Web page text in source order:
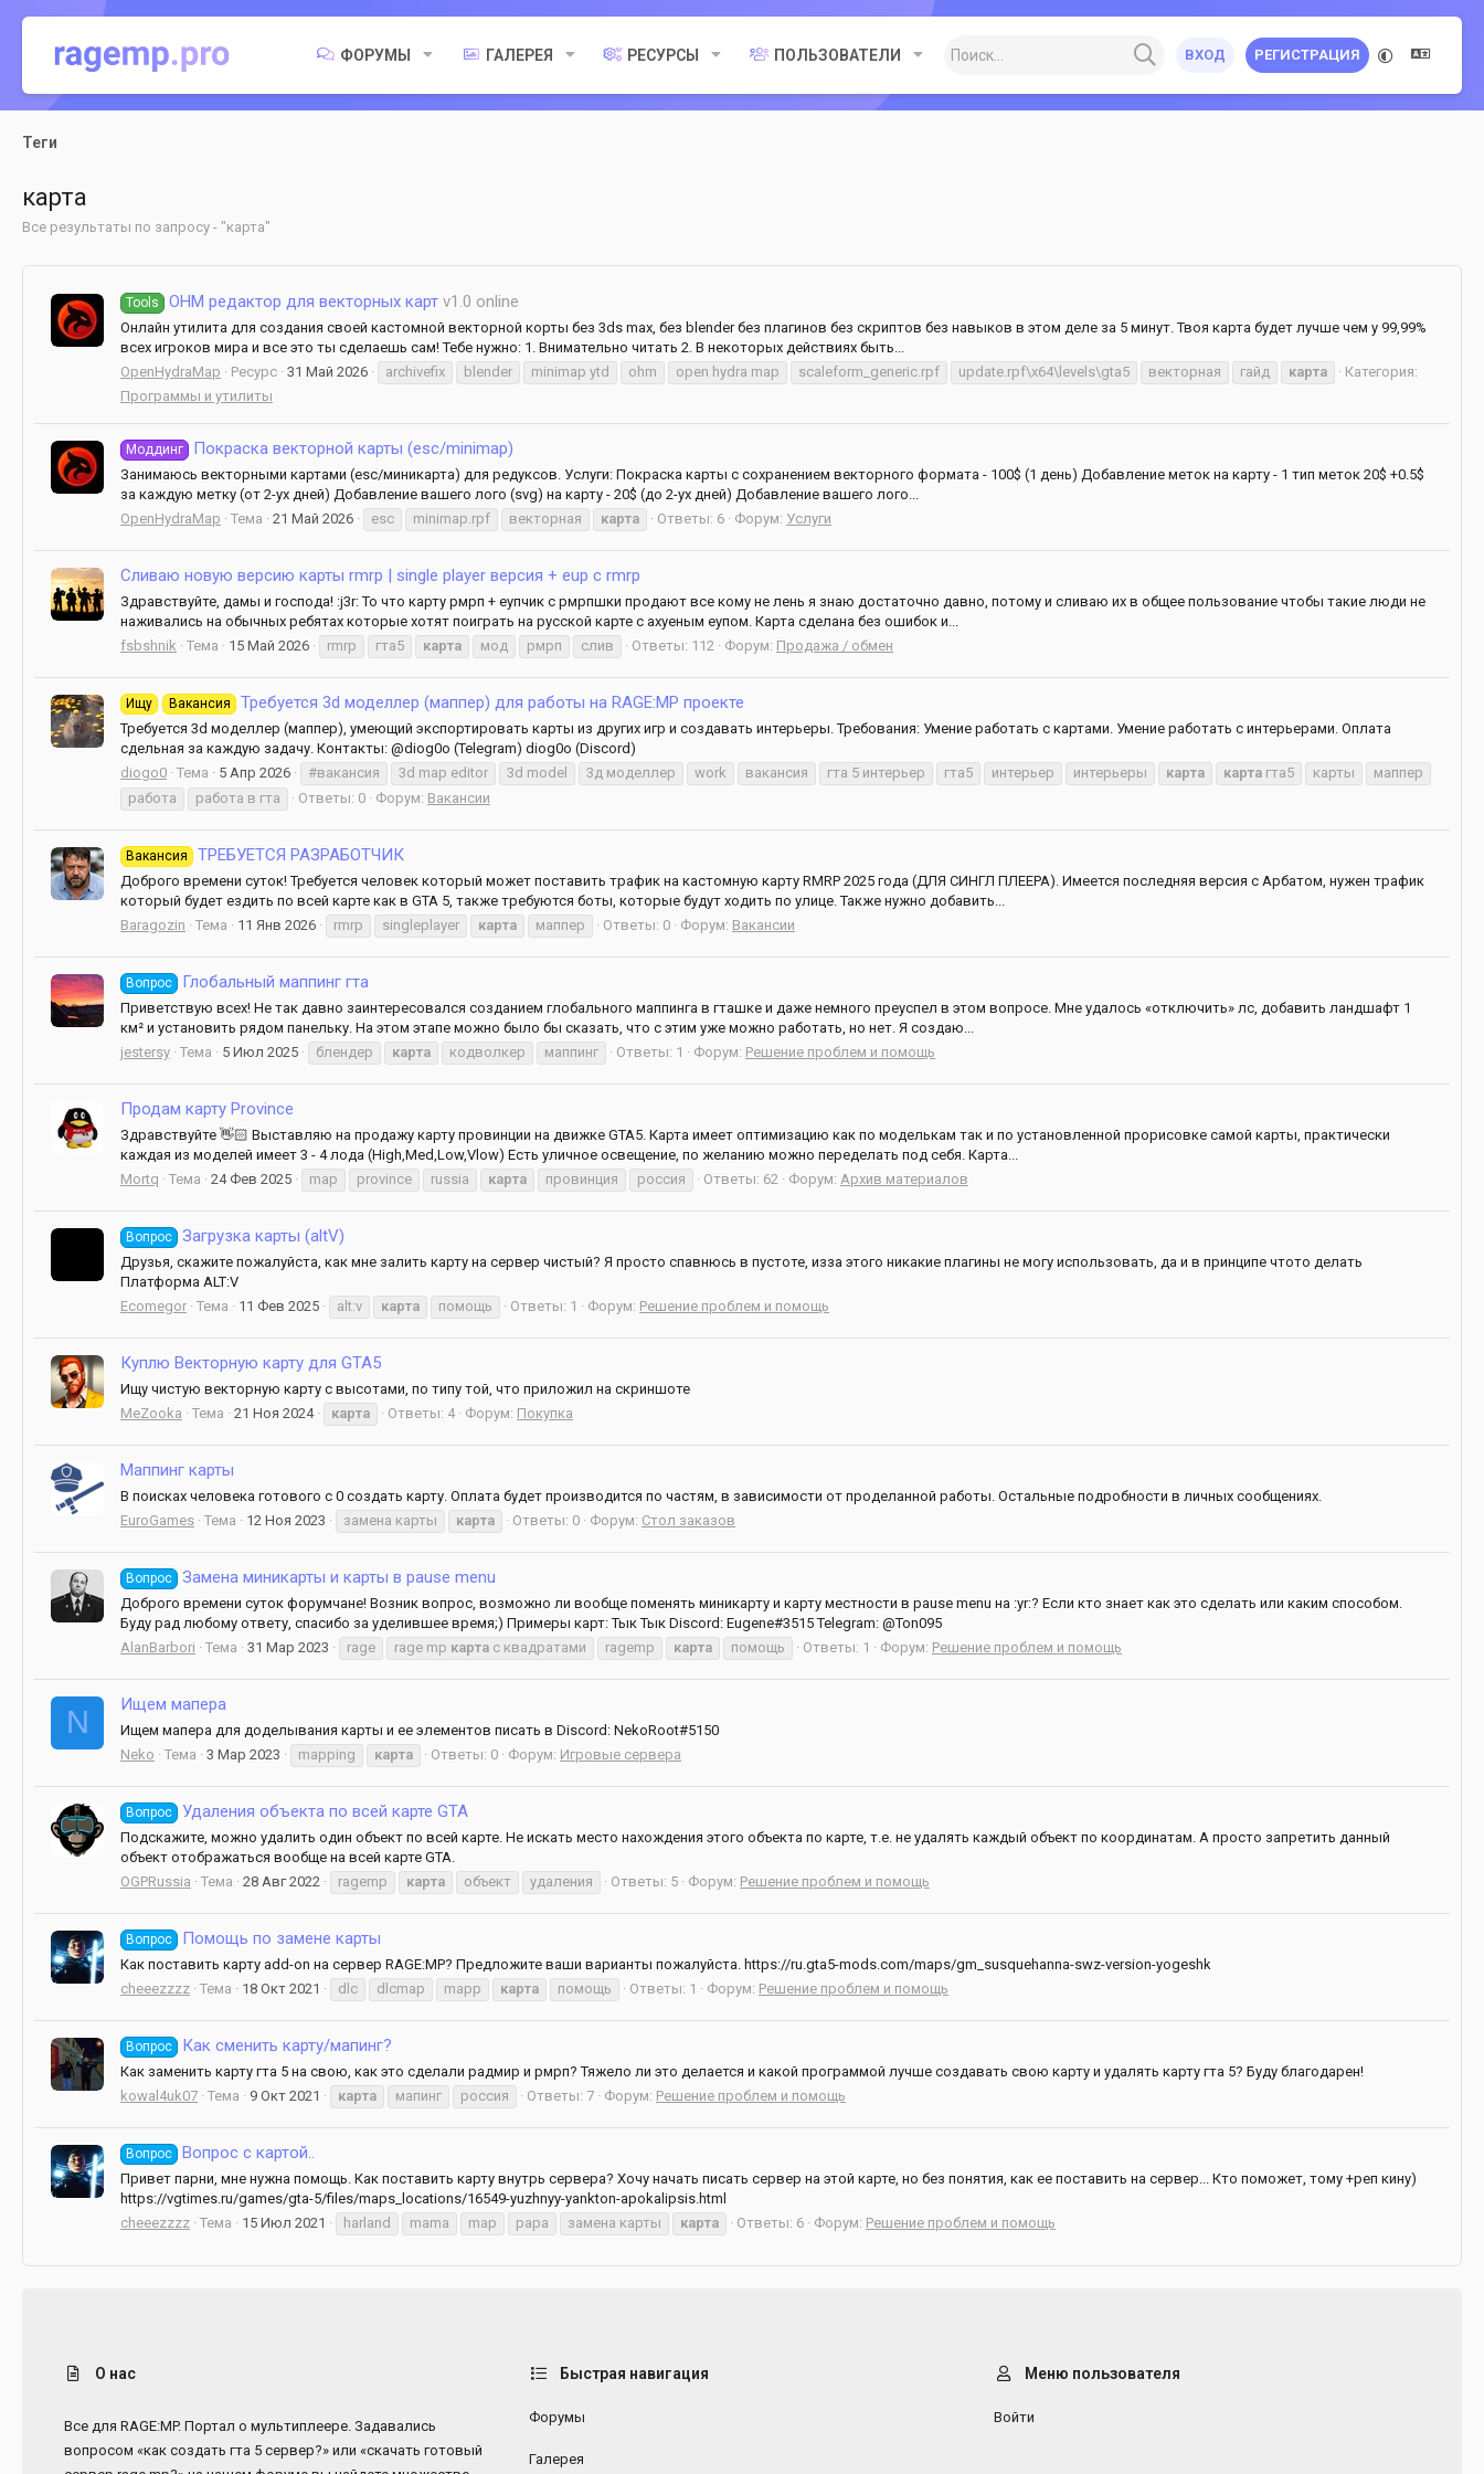
ФОРУМЫ ГАЛЕРЕЯ РЕСУРСЫ ПОЛЬЗОВАТЕЛИ ВХОД РЕГИСТРАЦИЯ
Теги
карта
Все результаты по запросу - "карта"
Tools OHM редактор для векторных карт v1.0 online
Онлайн утилита для создания своей кастомной векторной корты без 3ds max, без blender без плагинов без скриптов без навыков в этом деле за 5 минут. Твоя карта будет лучше чем у 99,99%
всех игроков мира и все это ты сделаешь сам! Тебе нужно: 1. Внимательно читать 2. В некоторых действиях быть...
OpenHydraMap
Ресурс 31 Май 2026 archivefix blender minimap ytd ohm open hydra map scaleform_generic.rpf update.rpf\x64\levels\gta5 векторная гайд карта
Категория:
Программы и утилиты
Моддинг Покраска векторной карты (esc/minimap)
Занимаюсь векторными картами (esc/миникарта) для редуксов. Услуги: Покраска карты с сохранением векторного формата - 100$ (1 день) Добавление меток на карту - 1 тип меток 20$ +0.5$
за каждую метку (от 2-ух дней) Добавление вашего лого (svg) на карту - 20$ (до 2-ух дней) Добавление вашего лого...
OpenHydraMap
Тема 21 Май 2026 esc minimap.rpf векторная карта Ответы: 6 Форум: Услуги
Сливаю новую версию карты rmrp | single player версия + eup с rmrp
Здравствуйте, дамы и господа! :j3r: То что карту рмрп + еупчик с рмрпшки продают все кому не лень я знаю достаточно давно, потому и сливаю их в общее пользование чтобы такие люди не
наживались на обычных ребятах которые хотят поиграть на русской карте с ахуеным еупом. Карта сделана без ошибок и...
fsbshnik
Тема 15 Май 2026 rmrp гта5 карта мод рмрп слив Ответы: 112 Форум: Продажа / обмен
Ищу Вакансия Требуется 3d моделлер (маппер) для работы на RAGE:MP проекте
Требуется 3d моделлер (маппер), умеющий экспортировать карты из других игр и создавать интерьеры. Требования: Умение работать с картами. Умение работать с интерьерами. Оплата
сдельная за каждую задачу. Контакты: @diog0o (Telegram) diog0o (Discord)
diogo0 Тема 5 Апр 2026 #вакансия 3d map editor 3d model 3д моделлер work вакансия гта 5 интерьер гта5 интерьер интерьеры карта карта гта5 карты
маппер
работа
работа в гта Ответы: 0 Форум: Вакансии
Вакансия ТРЕБУЕТСЯ РАЗРАБОТЧИК
Доброго времени суток! Требуется человек который может поставить трафик на кастомную карту RMRP 2025 года (ДЛЯ СИНГЛ ПЛЕЕРА). Имеется последняя версия с Арбатом, нужен трафик
который будет ездить по всей карте как в GTA 5, также требуются боты, которые будут ходить по улице. Также нужно добавить...
Baragozin
Тема 11 Янв 2026 rmrp singleplayer карта маппер Ответы: 0 Форум: Вакансии
Вопрос Глобальный маппинг гта
Приветствую всех! Не так давно заинтересовался созданием глобального маппинга в гташке и даже немного преуспел в этом вопросе. Мне удалось «отключить» лс, добавить ландшафт 1
км² и установить рядом панельку. На этом этапе можно было бы сказать, что с этим уже можно работать, но нет. Я создаю...
jestersy Тема 5 Июл 2025 блендер карта кодволкер маппинг Ответы: 1 Форум: Решение проблем и помощь
Продам карту Province
Здравствуйте 👋🏻 Выставляю на продажу карту провинции на движке GTA5. Карта имеет оптимизацию как по моделькам так и по установленной прорисовке самой карты, практически
каждая из моделей имеет 3 - 4 лода (High,Med,Low,Vlow) Есть уличное освещение, по желанию можно переделать под себя. Карта...
Mortq
Тема 24 Фев 2025 map province russia карта провинция россия Ответы: 62 Форум: Архив материалов
Вопрос Загрузка карты (altV)
Друзья, скажите пожалуйста, как мне залить карту на сервер чистый? Я просто спавнюсь в пустоте, изза этого никакие плагины не могу использовать, да и в принципе чтото делать
Платформа ALT:V
Ecomegor Тема 11 Фев 2025 alt:v карта помощь Ответы: 1 Форум: Решение проблем и помощь
Куплю Векторную карту для GTA5
Ищу чистую векторную карту с высотами, по типу той, что приложил на скриншоте
MeZooka
Тема 21 Ноя 2024 карта Ответы: 4 Форум: Покупка
Маппинг карты
В поисках человека готового с 0 создать карту. Оплата будет производится по частям, в зависимости от проделанной работы. Остальные подробности в личных сообщениях.
EuroGames Тема 12 Ноя 2023 замена карты карта Ответы: 0 Форум: Стол заказов
Вопрос Замена миникарты и карты в pause menu
Доброго времени суток форумчане! Возник вопрос, возможно ли вообще поменять миникарту и карту местности в pause menu на :yr:? Если кто знает как это сделать или каким способом.
Буду рад любому ответу, спасибо за уделившее время;) Примеры карт: Тык Тык Discord: Eugene#3515 Telegram: @Ton095
AlanBarbori
Тема 31 Мар 2023 rage rage mp карта с квадратами ragemp карта помощь Ответы: 1 Форум: Решение проблем и помощь
N
Ищем мапера
Ищем мапера для доделывания карты и ее элементов писать в Discord: NekoRoot#5150
Neko
Тема 3 Мар 2023 mapping карта Ответы: 0 Форум: Игровые сервера
Вопрос Удаления объекта по всей карте GTA
Подскажите, можно удалить один объект по всей карте. Не искать место нахождения этого объекта по карте, т.е. не удалять каждый объект по координатам. А просто запретить данный
объект отображаться вообще на всей карте GTA.
OGPRussia
Тема 28 Авг 2022 ragemp карта объект удаления Ответы: 5 Форум: Решение проблем и помощь
Вопрос Помощь по замене карты
Как поставить карту add-on на сервер RAGE:MP? Предложите ваши варианты пожалуйста. https://ru.gta5-mods.com/maps/gm_susquehanna-swz-version-yogeshk
cheeezzzz Тема 18 Окт 2021 dlc dlcmap mapp карта помощь Ответы: 1 Форум: Решение проблем и помощь
Вопрос Как сменить карту/мапинг?
Как заменить карту гта 5 на свою, как это сделали радмир и рмрп? Тяжело ли это делается и какой программой лучше создавать свою карту и удалять карту гта 5? Буду благодарен!
kowal4uk07 Тема 9 Окт 2021 карта мапинг россия Ответы: 7 Форум: Решение проблем и помощь
Вопрос Вопрос с картой..
Привет парни, мне нужна помощь. Как поставить карту внутрь сервера? Хочу начать писать сервер на этой карте, но без понятия, как ее поставить на сервер... Кто поможет, тому +реп кину)
https://vgtimes.ru/games/gta-5/files/maps_locations/16549-yuzhnyy-yankton-apokalipsis.html
cheeezzzz Тема 15 Июл 2021 harland mama map papa замена карты карта Ответы: 6 Форум: Решение проблем и помощь
О нас
Все для RAGE:MP. Портал о мультиплеере. Задавались
вопросом «как создать гта 5 сервер?» или «скачать готовый
Быстрая навигация
Форумы
Галерея
Меню пользователя
Войти